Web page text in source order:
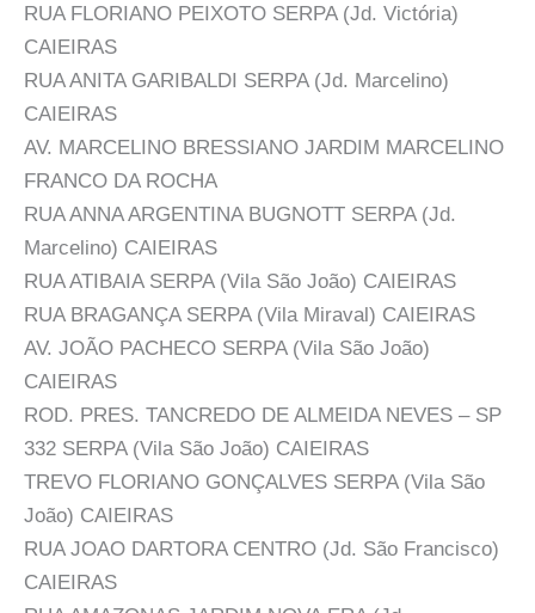
RUA FLORIANO PEIXOTO SERPA (Jd. Victória)
CAIEIRAS
RUA ANITA GARIBALDI SERPA (Jd. Marcelino)
CAIEIRAS
AV. MARCELINO BRESSIANO JARDIM MARCELINO
FRANCO DA ROCHA
RUA ANNA ARGENTINA BUGNOTT SERPA (Jd.
Marcelino) CAIEIRAS
RUA ATIBAIA SERPA (Vila São João) CAIEIRAS
RUA BRAGANÇA SERPA (Vila Miraval) CAIEIRAS
AV. JOÃO PACHECO SERPA (Vila São João)
CAIEIRAS
ROD. PRES. TANCREDO DE ALMEIDA NEVES – SP
332 SERPA (Vila São João) CAIEIRAS
TREVO FLORIANO GONÇALVES SERPA (Vila São
João) CAIEIRAS
RUA JOAO DARTORA CENTRO (Jd. São Francisco)
CAIEIRAS